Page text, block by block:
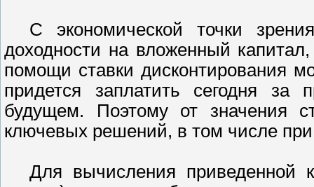
С экономической точки
доходности на вложенный
помощи ставки дисконтирования
придется заплатить сегодня за
будущем. Поэтому от значения
ключевых решений, в том числе
Для вычисления приведенной